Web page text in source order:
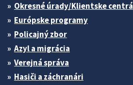
Okresné úrady/Klientske centrá
Európske programy
Policajný zbor
Azyl a migrácia
Verejná správa
Hasiči a záchranári